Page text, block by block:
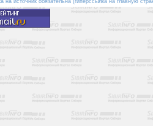
на источник обязательна (гиперссылка на главную